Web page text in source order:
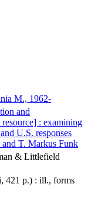
M., 1962-
and
: examining
U.S. responses
T. Markus Funk
& Littlefield
421 p.) : ill., forms